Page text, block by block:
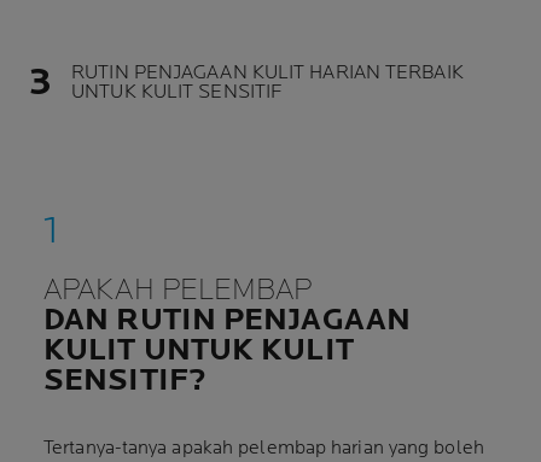
RUTIN PENJAGAAN KULIT HARIAN TERBAIK
UNTUK KULIT SENSITIF
APAKAH PELEMBAP
DAN RUTIN PENJAGAAN
KULIT UNTUK KULIT
SENSITIF?
Tertanya-tanya apakah pelembap harian yang boleh